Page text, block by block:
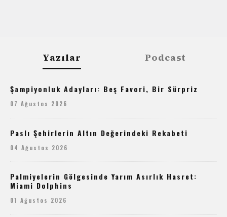
Yazılar Podcast
Şampiyonluk Adayları: Beş Favori, Bir Sürpriz
07 Ağustos 2026
Paslı Şehirlerin Altın Değerindeki Rekabeti
04 Ağustos 2026
Palmiyelerin Gölgesinde Yarım Asırlık Hasret:
Miami Dolphins
01 Ağustos 2026